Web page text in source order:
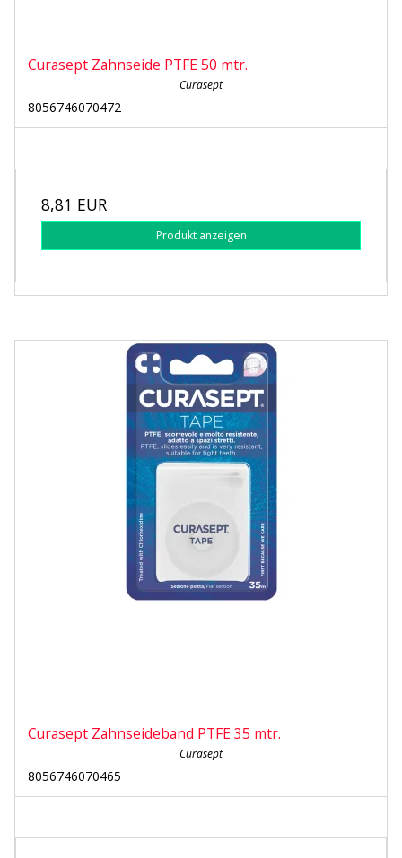
Curasept Zahnseide PTFE 50 mtr.
Curasept
8056746070472
8,81 EUR
Produkt anzeigen
Curasept Zahnseideband PTFE 35 mtr.
Curasept
8056746070465